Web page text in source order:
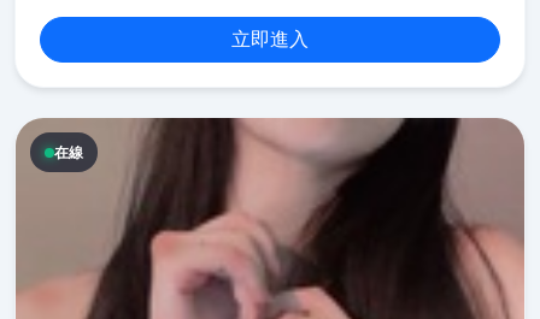
立即進入
在線